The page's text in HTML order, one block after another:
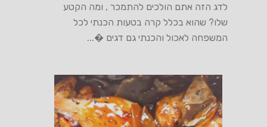
לדג הזה אתם הולכים להתמכר , ומה הקטע
שלו? שהוא בכלל קרה בטעות הכנתי לכל
המשפחה לאכול והכנתי גם דגים �...